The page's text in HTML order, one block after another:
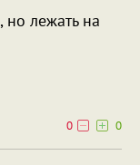
лежать на
0
0